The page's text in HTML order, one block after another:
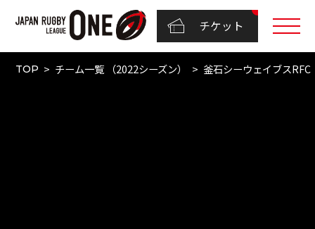
チケット
TOP チーム一覧 （2022シーズン） 釜石シーウェイブスRFC